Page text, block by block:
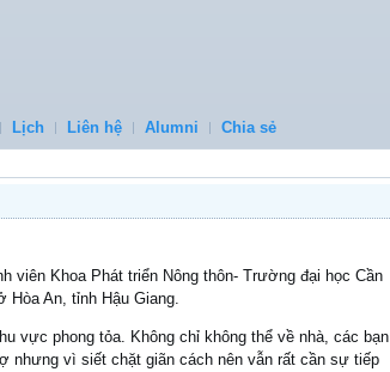
Lịch Liên hệ Alumni
Chia sẻ
Khoa Phát triển Nông thôn- Trường đại học Cần
An, tỉnh Hậu Giang.
vực phong tỏa. Không chỉ không thể về nhà, các bạn
nhưng vì siết chặt giãn cách nên vẫn rất cần sự tiếp